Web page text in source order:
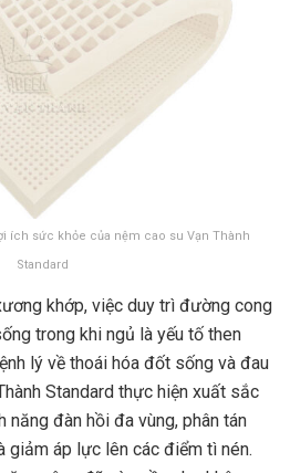
ích sức khỏe của nệm cao su Vạn Thành
Standard
khớp, việc duy trì đường cong
trong khi ngủ là yếu tố then
lý về thoái hóa đốt sống và đau
Standard thực hiện xuất sắc
năng đàn hồi đa vùng, phân tán
giảm áp lực lên các điểm tì nén.